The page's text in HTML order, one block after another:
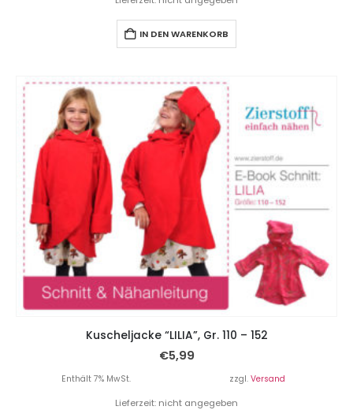
IN DEN WARENKORB
Kuscheljacke “LILIA”, Gr. 110 – 152
€5,99
Enthält 7% MwSt. zzgl. Versand
Lieferzeit: nicht angegeben